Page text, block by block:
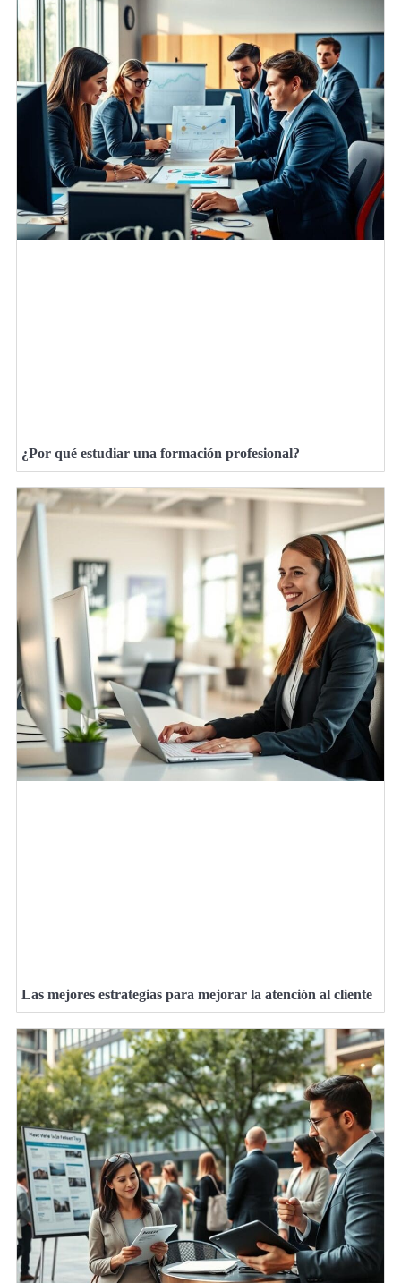
¿Por qué estudiar una formación profesional?
Las mejores estrategias para mejorar la atención al cliente